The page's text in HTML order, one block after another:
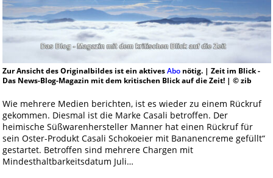
Zur Ansicht des Originalbildes ist ein aktivesAbonötig. | Zeit im Blick -
Das News-Blog-Magazin mit dem kritischen Blick auf die Zeit! | © zib
Wie mehrere Medien berichten, ist es wieder zu einem Rückruf
gekommen. Diesmal ist die Marke Casali betroffen. Der
heimische Süßwarenhersteller Manner hat einen Rückruf für
sein Oster-Produkt Casali Schokoeier mit Bananencreme gefüllt“
gestartet. Betroffen sind mehrere Chargen mit
Mindesthaltbarkeitsdatum Juli…